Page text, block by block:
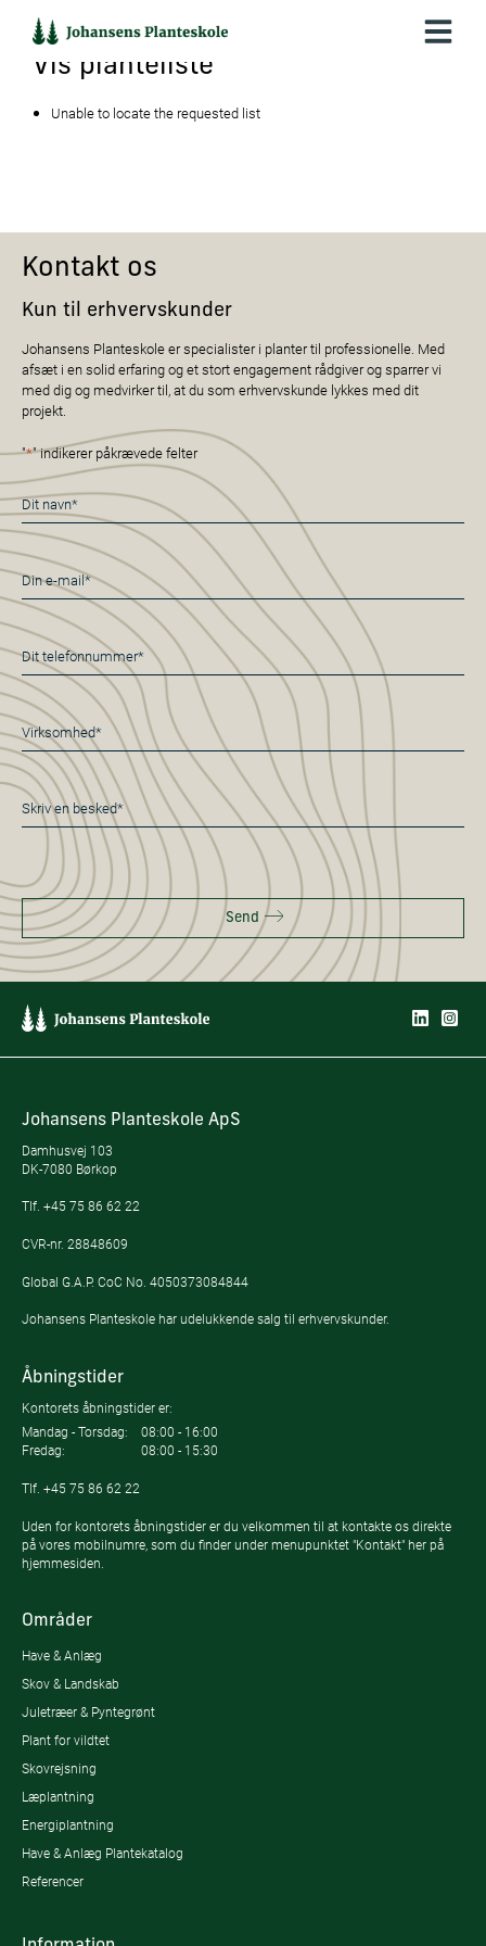
indholdet
Vis planteliste
Unable to locate the requested list
Kontakt os
Kun til erhvervskunder
Johansens Planteskole er specialister i planter til professionelle. Med
afsæt i en solid erfaring og et stort engagement rådgiver og sparrer vi
med dig og medvirker til, at du som erhvervskunde lykkes med dit
projekt.
"*" indikerer påkrævede felter
Navn
*
E-
mail
*
Telefon
*
Virksomhed
*
Besked
*
Send
Johansens Planteskole ApS
Damhusvej 103
DK-7080 Børkop
Tlf. +45 75 86 62 22
CVR-nr. 28848609
Global G.A.P. CoC No. 4050373084844
Johansens Planteskole har udelukkende salg til erhvervskunder.
Åbningstider
Kontorets åbningstider er:
Mandag - Torsdag:
08:00 - 16:00
Fredag:
08:00 - 15:30
Tlf. +45 75 86 62 22
Uden for kontorets åbningstider er du velkommen til at kontakte os direkte
på vores mobilnumre, som du finder under menupunktet "Kontakt" her på
hjemmesiden.
Områder
Have & Anlæg
Skov & Landskab
Juletræer & Pyntegrønt
Plant for vildtet
Skovrejsning
Læplantning
Energiplantning
Have & Anlæg Plantekatalog
Referencer